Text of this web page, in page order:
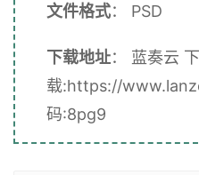
文件格式： PSD
下载地址：
蓝奏云 下
载:https://
码:8pg9